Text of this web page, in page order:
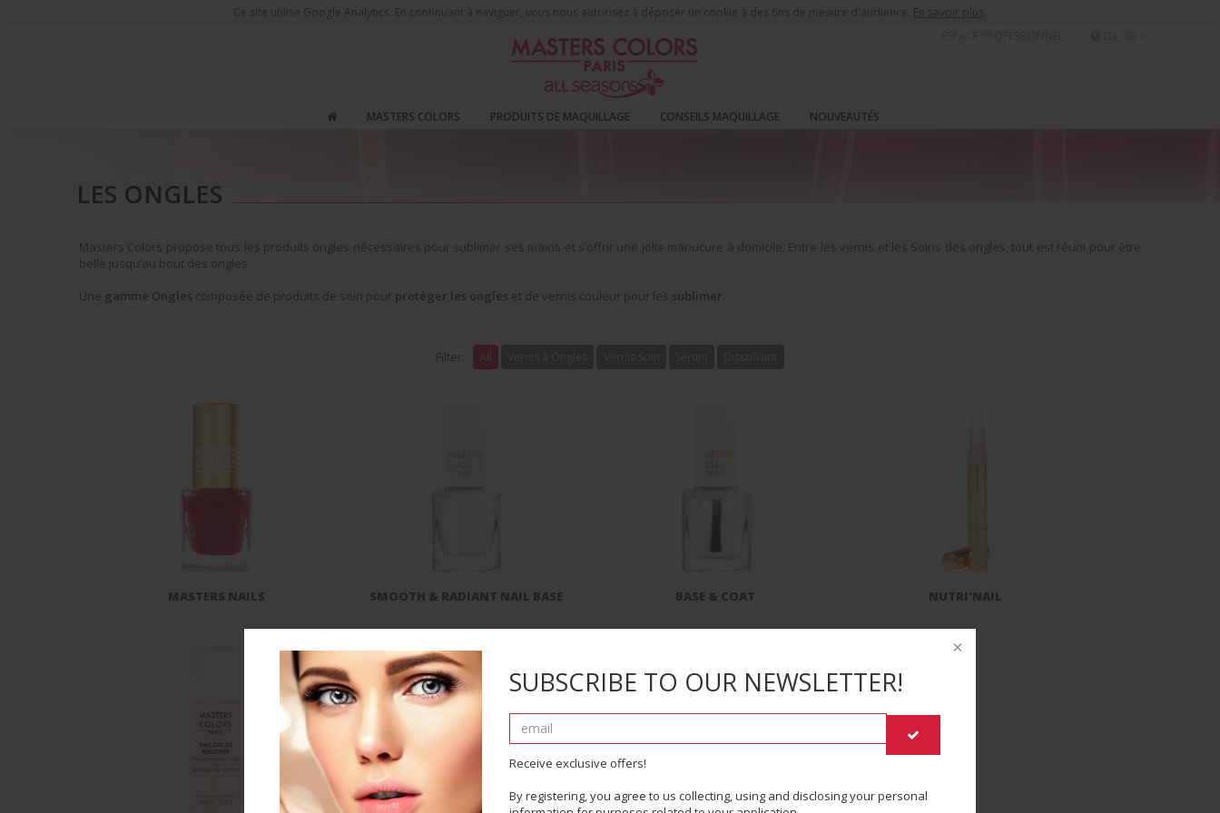
Ce site utilise Google Analytics. En continuant à naviguer, vous nous autorisez à déposer un cookie à des fins de mesure d'audience. En savoir plus
SUBSCRIBE TO OUR NEWSLETTER!
Receive exclusive offers!
By registering, you agree to us collecting, using and disclosing your personal
MASTERS COLORS PRODUITS DE MAQUILLAGE CONSEILS MAQUILLAGE NOUVEAUTÉS
LES ONGLES
Masters Colors propose tous les produits ongles nécessaires pour sublimer ses mains et s’offrir une jolie manucure à domicile. Entre les vernis et les Soins des ongles, tout est réuni pour être
belle jusqu’au bout des ongles.
Une gamme Ongles composée de produits de soin pour protéger les ongles et de vernis couleur pour les sublimer
Filter: All
MASTERS NAILS SMOOTH & RADIANT NAIL BASE BASE & COAT NUTRI'NAIL